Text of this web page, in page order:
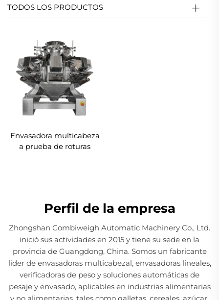
TODOS LOS PRODUCTOS
Envasadora multicabeza
a prueba de roturas
Perfil de la empresa
Zhongshan Combiweigh Automatic Machinery Co., Ltd.
inició sus actividades en 2015 y tiene su sede en la
provincia de Guangdong, China. Somos un fabricante
líder de envasadoras multicabezal, envasadoras lineales,
verificadoras de peso y soluciones automáticas de
pesaje y envasado, aplicables en industrias alimentarias